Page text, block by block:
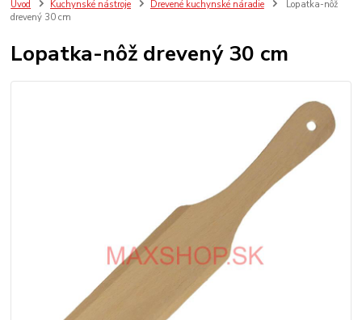
Úvod Kuchynské nástroje Drevené kuchynské náradie
Lopatka-nôž
drevený 30 cm
Lopatka-nôž drevený 30 cm